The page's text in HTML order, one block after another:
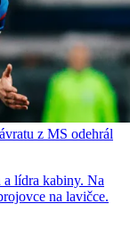
z MS odehrál
a lídra kabiny. Na
na lavičce.